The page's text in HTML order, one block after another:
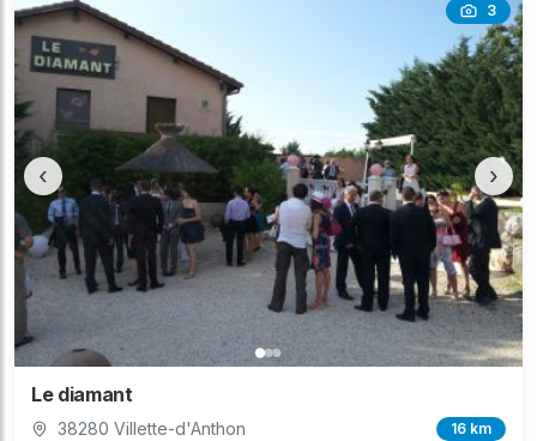
3
‹ ›
Le diamant
38280 Villette-d'Anthon 16 km